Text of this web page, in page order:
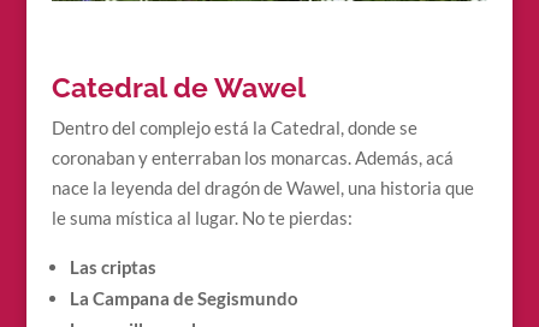
Catedral de Wawel
Dentro del complejo está la Catedral, donde se
coronaban y enterraban los monarcas. Además, acá
nace la leyenda del dragón de Wawel, una historia que
le suma mística al lugar. No te pierdas:
Las criptas
La Campana de Segismundo